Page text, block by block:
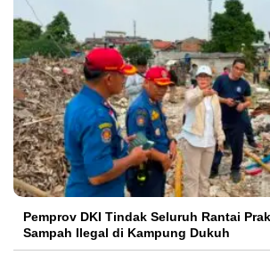
Pemprov DKI Tindak Seluruh Rantai
Sampah Ilegal di Kampung Dukuh